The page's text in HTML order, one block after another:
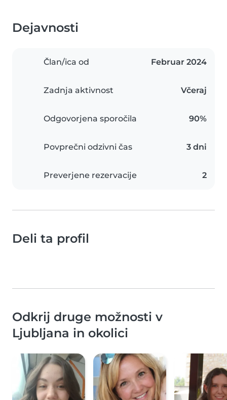
Dejavnosti
Član/ica od Februar 2024
Zadnja aktivnost Včeraj
Odgovorjena sporočila 90%
Povprečni odzivni čas 3 dni
Preverjene rezervacije 2
Deli ta profil
Odkrij druge možnosti v
Ljubljana in okolici